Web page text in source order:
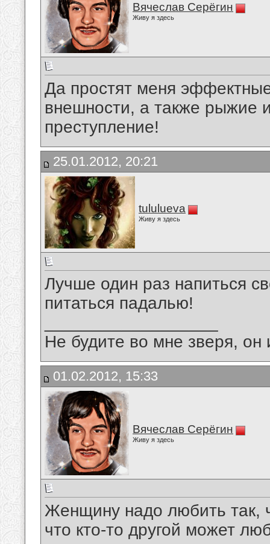
Вячеслав Серёгин
Живу я здесь
Да простят меня
внешности, а также рыжие
преступление!
25.01.2012, 20:21
tululueva
Живу я здесь
Лучше один раз напиться
питаться падалью!
Не будите во мне зверя, он
01.02.2012, 15:33
Вячеслав Серёгин
Живу я здесь
Женщину надо любить так,
что кто-то другой может